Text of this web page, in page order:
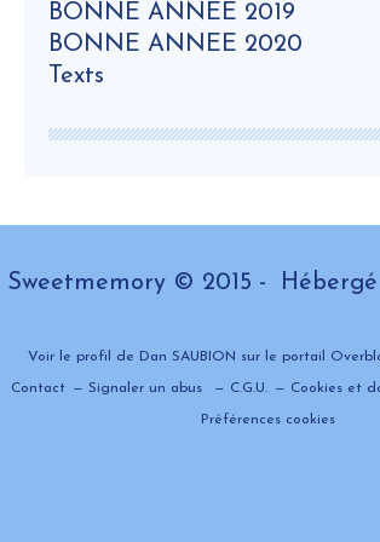
BONNE ANNEE 2019
BONNE ANNEE 2020
Texts
Sweetmemory © 2015 -
Voir le profil de Dan SAUBION sur le portail
Contact Signaler un abus C.G.U. Cookies et
Préférences cookies